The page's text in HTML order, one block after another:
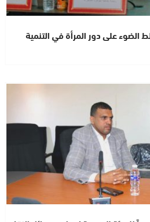
الضوء على دور المرأة في التنمية